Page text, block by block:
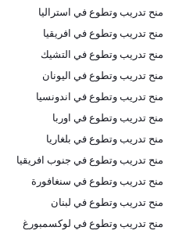
منح تدريب وتطوع في استراليا
منح تدريب وتطوع في افريقيا
منح تدريب وتطوع في التشيك
منح تدريب وتطوع في اليونان
منح تدريب وتطوع في اندونسيا
منح تدريب وتطوع في اوربا
منح تدريب وتطوع في بلغاريا
منح تدريب وتطوع في جنوب افريقيا
منح تدريب وتطوع في سنغافورة
منح تدريب وتطوع في لبنان
منح تدريب وتطوع في لوكسمبورغ